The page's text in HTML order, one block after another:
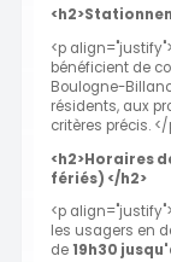
<p
bénéficient de
Boulogne-
résidents, aux
critères précis. </
<h2>Horaires
fériés) </h2>
<p
les usagers en
de19h30